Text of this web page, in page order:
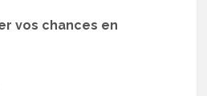
vos chances en